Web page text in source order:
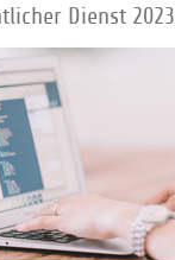
Dienst 2023